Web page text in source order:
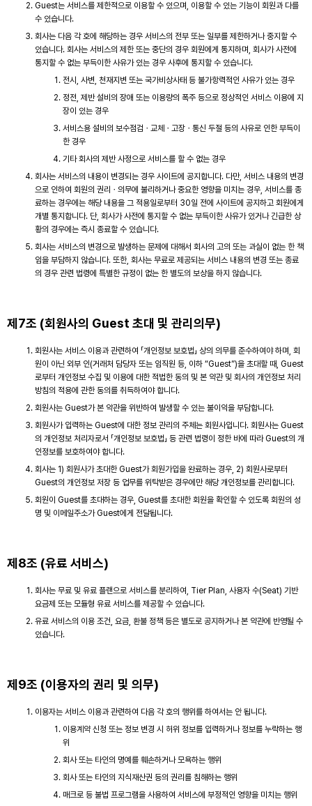
Guest는 서비스를 제한적으로 이용할 수 있으며, 이용할 수 있는 기능이 회원과 다를
수 있습니다.
회사는 다음 각 호에 해당하는 경우 서비스의 전부 또는 일부를 제한하거나 중지할 수
있습니다. 회사는 서비스의 제한 또는 중단의 경우 회원에게 통지하며, 회사가 사전에
통지할 수 없는 부득이한 사유가 있는 경우 사후에 통지할 수 있습니다.
전시, 사변, 천재지변 또는 국가비상사태 등 불가항력적인 사유가 있는 경우
정전, 제반 설비의 장애 또는 이용량의 폭주 등으로 정상적인 서비스 이용에 지
장이 있는 경우
서비스용 설비의 보수점검ㆍ교체ㆍ고장ㆍ통신 두절 등의 사유로 인한 부득이
한 경우
기타 회사의 제반 사정으로 서비스를 할 수 없는 경우
회사는 서비스의 내용이 변경되는 경우 사이트에 공지합니다. 다만, 서비스 내용의 변경
으로 인하여 회원의 권리ㆍ의무에 불리하거나 중요한 영향을 미치는 경우, 서비스를 종
료하는 경우에는 해당 내용을 그 적용일로부터 30일 전에 사이트에 공지하고 회원에게
개별 통지합니다. 단, 회사가 사전에 통지할 수 없는 부득이한 사유가 있거나 긴급한 상
황의 경우에는 즉시 종료할 수 있습니다.
회사는 서비스의 변경으로 발생하는 문제에 대해서 회사의 고의 또는 과실이 없는 한 책
임을 부담하지 않습니다. 또한, 회사는 무료로 제공되는 서비스 내용의 변경 또는 종료
의 경우 관련 법령에 특별한 규정이 없는 한 별도의 보상을 하지 않습니다.
제7조 (회원사의 Guest 초대 및 관리의무)
회원사는 서비스 이용과 관련하여 「개인정보 보호법」 상의 의무를 준수하여야 하며, 회
원이 아닌 외부 인(거래처 담당자 또는 임직원 등, 이하 “Guest”)을 초대할 때, Guest
로부터 개인정보 수집 및 이용에 대한 적법한 동의 및 본 약관 및 회사의 개인정보 처리
방침의 적용에 관한 동의를 취득하여야 합니다.
회원사는 Guest가 본 약관을 위반하여 발생할 수 있는 불이익을 부담합니다.
회원사가 입력하는 Guest에 대한 정보 관리의 주체는 회원사입니다. 회원사는 Guest
의 개인정보 처리자로서 「개인정보 보호법」 등 관련 법령이 정한 바에 따라 Guest의 개
인정보를 보호하여야 합니다.
회사는 1) 회원사가 초대한 Guest가 회원가입을 완료하는 경우, 2) 회원사로부터
Guest의 개인정보 저장 등 업무를 위탁받은 경우에만 해당 개인정보를 관리합니다.
회원이 Guest를 초대하는 경우, Guest를 초대한 회원을 확인할 수 있도록 회원의 성
명 및 이메일주소가 Guest에게 전달됩니다.
제8조 (유료 서비스)
회사는 무료 및 유료 플랜으로 서비스를 분리하여, Tier Plan, 사용자 수(Seat) 기반
요금제 또는 모듈형 유료 서비스를 제공할 수 있습니다.
유료 서비스의 이용 조건, 요금, 환불 정책 등은 별도로 공지하거나 본 약관에 반영될 수
있습니다.
제9조 (이용자의 권리 및 의무)
이용자는 서비스 이용과 관련하여 다음 각 호의 행위를 하여서는 안 됩니다.
이용계약 신청 또는 정보 변경 시 허위 정보를 입력하거나 정보를 누락하는 행
위
회사 또는 타인의 명예를 훼손하거나 모욕하는 행위
회사 또는 타인의 지식재산권 등의 권리를 침해하는 행위
매크로 등 불법 프로그램을 사용하여 서비스에 부정적인 영향을 미치는 행위